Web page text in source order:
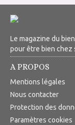
Le magazine du
pour être bien chez
A PROPOS
Mentions légales
Nous contacter
Protection des
Paramètres cookies